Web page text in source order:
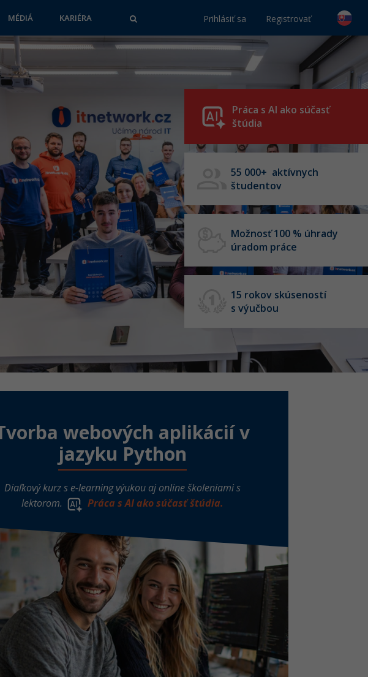
MÉDIÁ KARIÉRA Prihlásiť sa Registrovať
Práca s AI ako súčasť
štúdia
55 000+ aktívnych
študentov
Možnosť 100 % úhrady
úradom práce
15 rokov skúseností
s výučbou
webových aplikácií v
jazyku Python
Diaľkový kurz s e-learning výukou aj online školeniami s
lektorom.
Práca s AI ako súčasť štúdia.